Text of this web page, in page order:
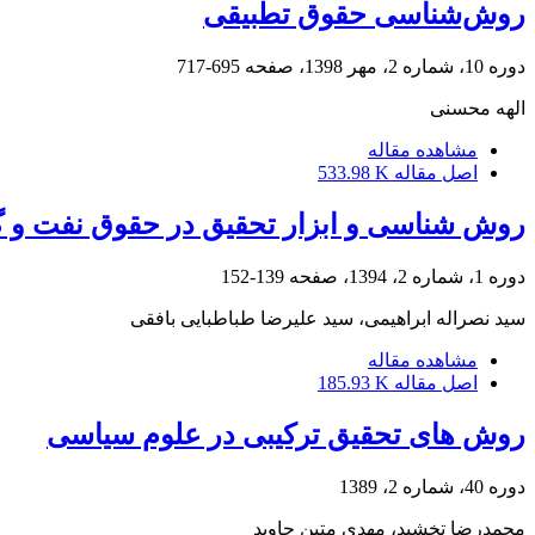
روش‌شناسی حقوق تطبیقی
دوره 10، شماره 2، مهر 1398، صفحه 695-717
الهه محسنی
مشاهده مقاله
اصل مقاله 533.98 K
روش‌ شناسی و ابزار تحقیق در حقوق نفت و
دوره 1، شماره 2، 1394، صفحه 139-152
سید نصراله ابراهیمی، سید علیرضا طباطبایی بافقی
مشاهده مقاله
اصل مقاله 185.93 K
روش های تحقیق ترکیبی در علوم سیاسی
دوره 40، شماره 2، 1389
محمدرضا تخشید، مهدی متین جاوید